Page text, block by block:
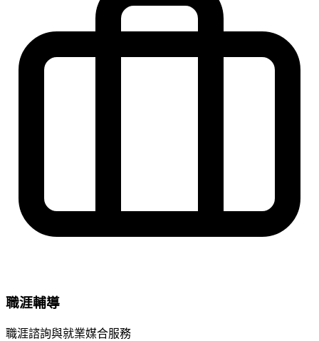
職涯輔導
職涯諮詢與就業媒合服務